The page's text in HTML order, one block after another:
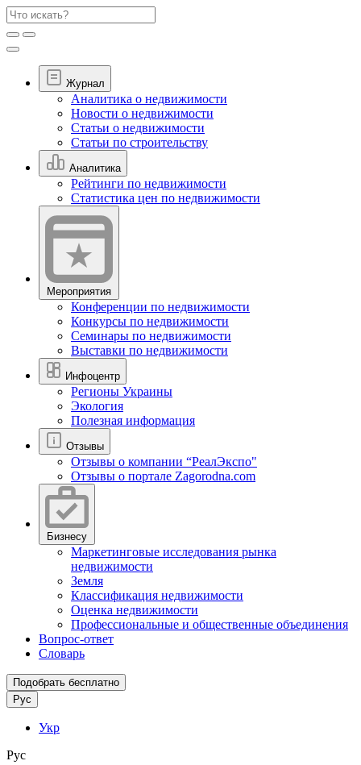
Журнал
Аналитика о недвижимости
Новости о недвижимости
Статьи о недвижимости
Статьи по строительству
Аналитика
Рейтинги по недвижимости
Статистика цен по недвижимости
Мероприятия
Конференции по недвижимости
Конкурсы по недвижимости
Семинары по недвижимости
Выставки по недвижимости
Инфоцентр
Регионы Украины
Экология
Полезная информация
Отзывы
Отзывы о компании “РеалЭкспо"
Отзывы о портале Zagorodna.com
Бизнесу
Маркетинговые исследования рынка
недвижимости
Земля
Классификация недвижимости
Оценка недвижимости
Профессиональные и общественные объединения
Вопрос-ответ
Словарь
Подобрать бесплатно
Рус
Укр
Рус